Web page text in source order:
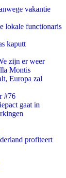
vakantie
lokale functionaris
kaputt
zijn er weer
Montis
Europa zal
#76
gaat in
profiteert